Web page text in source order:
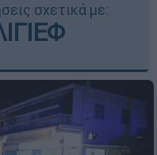
σχετικά με: